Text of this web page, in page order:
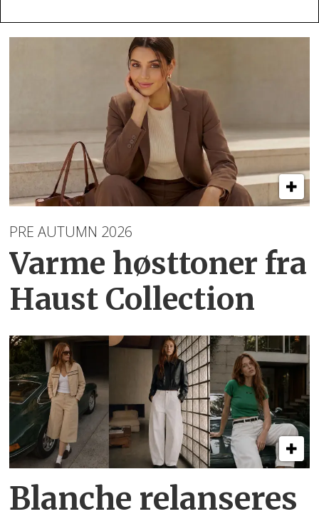
PRE AUTUMN 2026
Varme høsttoner fra
Haust Collection
Blanche relanseres